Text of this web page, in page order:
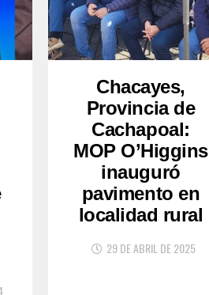
Chacayes,
Provincia de
Cachapoal:
MOP O’Higgins
inauguró
pavimento en
localidad rural
29 DE ABRIL DE 2025